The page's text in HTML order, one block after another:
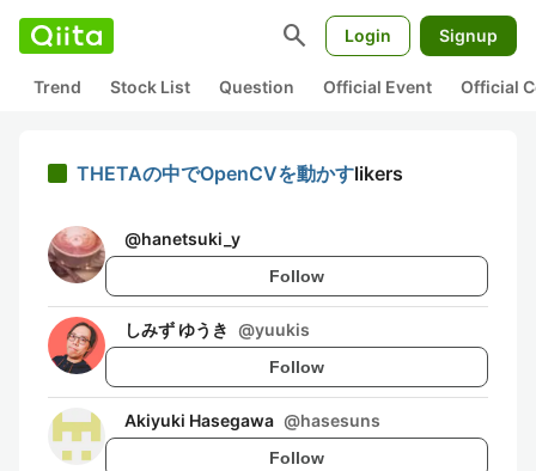
search Login Signup
Trend Stock List Question Official Event Official
THETAの中でOpenCVを動かすlikers
@hanetsuki_y
Follow
しみず ゆうき @yuukis
Follow
Akiyuki Hasegawa @hasesuns
Follow